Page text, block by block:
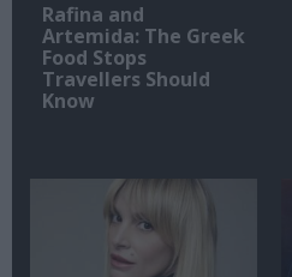
Rafina and
Artemida: The Greek
Food Stops
Travellers Should
Know